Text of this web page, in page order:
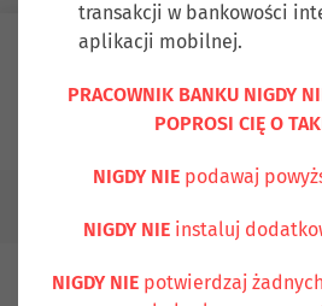
Ubezpiecz się
transakcji w bankowości
aplikacji mobilnej.
PRACOWNIK BANKU NIGDY
POPROSI CIĘ O
NIGDY NIEpodawaj
NIGDY NIE instaluj
NIGDY NIE potwierdzaj